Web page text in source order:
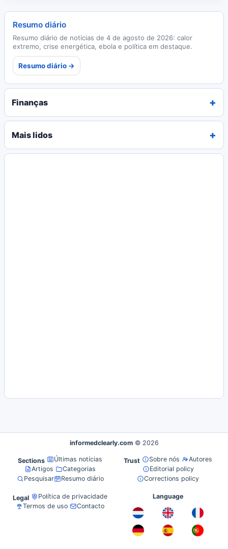
Resumo diário
Resumo diário de notícias de 4 de agosto de 2026: calor
extremo, crise energética, ebola e política em destaque.
Resumo diário →
Finanças
Mais lidos
informedclearly.com © 2026
Sections
Últimas notícias
Artigos
Categorias
Pesquisar
Resumo diário
Trust Sobre nós
Autores
Editorial policy
Corrections policy
Legal
Política de privacidade
Termos de uso
Contacto
Language